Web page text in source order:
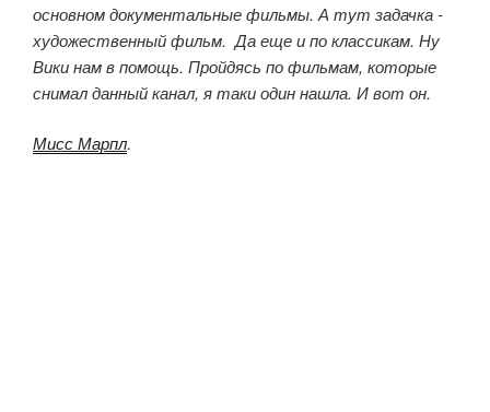
основном документальные фильмы. А тут задачка -
художественный фильм. Да еще и по классикам. Ну
Вики нам в помощь. Пройдясь по фильмам, которые
снимал данный канал, я таки один нашла. И вот он.
Мисс Марпл.